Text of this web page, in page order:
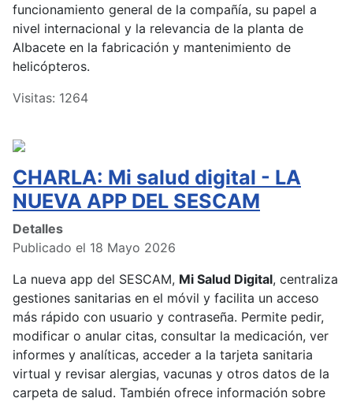
funcionamiento general de la compañía, su papel a
nivel internacional y la relevancia de la planta de
Albacete en la fabricación y mantenimiento de
helicópteros.
Visitas: 1264
CHARLA: Mi salud digital - LA
NUEVA APP DEL SESCAM
Detalles
Publicado el 18 Mayo 2026
La nueva app del SESCAM, Mi Salud Digital, centraliza
gestiones sanitarias en el móvil y facilita un acceso
más rápido con usuario y contraseña. Permite pedir,
modificar o anular citas, consultar la medicación, ver
informes y analíticas, acceder a la tarjeta sanitaria
virtual y revisar alergias, vacunas y otros datos de la
carpeta de salud. También ofrece información sobre